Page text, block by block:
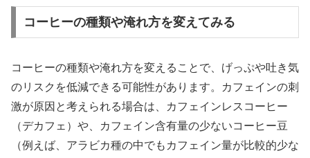
コーヒーの種類や淹れ方を変えてみる
コーヒーの種類や淹れ方を変えることで、げっぷや吐き気
のリスクを低減できる可能性があります。カフェインの刺
激が原因と考えられる場合は、カフェインレスコーヒー
（デカフェ）や、カフェイン含有量の少ないコーヒー豆
（例えば、アラビカ種の中でもカフェイン量が比較的少な